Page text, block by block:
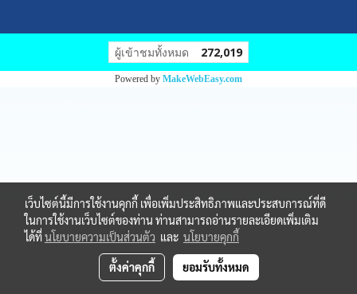
ผู้เข้าชมทั้งหมด 272,019
Powered by MakeWebEasy.com
เว็บไซต์นี้มีการใช้งานคุกกี้ เพื่อเพิ่มประสิทธิภาพและประสบการณ์ที่ดี
ในการใช้งานเว็บไซต์ของท่าน ท่านสามารถอ่านรายละเอียดเพิ่มเติม
ได้ที่นโยบายความเป็นส่วนตัว และ นโยบายคุกกี้
ตั้งค่าคุกกี้ ยอมรับทั้งหมด